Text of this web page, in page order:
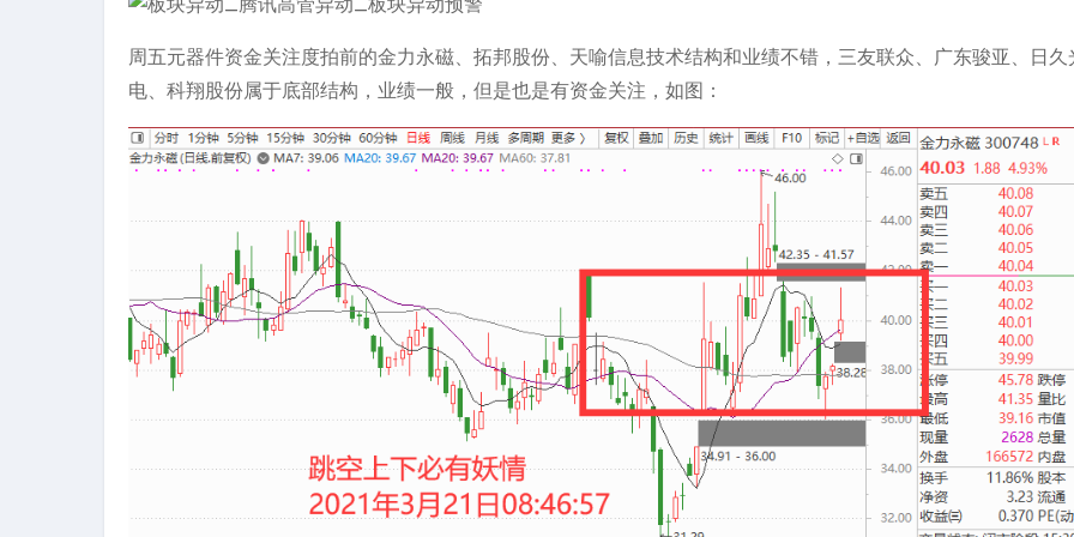
周五元器件资金关注度拍前的金力永磁、拓邦股份、天喻信息技术结构和业绩不错，三友联众、广东骏亚、日久
电、科翔股份属于底部结构，业绩一般，但是也是有资金关注，如图：